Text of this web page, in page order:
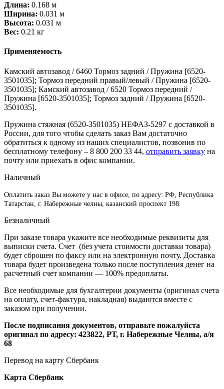
Длина: 0.168 м
Ширина: 0.031 м
Высота: 0.031 м
Вес: 0.21 кг
Применяемость
Камский автозавод / 6460 Тормоз задний / Пружина [6520-
3501035]; Тормоз передний правый/левый / Пружина [6520-
3501035]; Камский автозавод / 6520 Тормоз передний /
Пружина [6520-3501035]; Тормоз задний / Пружина [6520-
3501035].
Пружина стяжная (6520-3501035) НЕФАЗ-5297 с доставкой в
России, для того чтобы сделать заказ Вам достаточно
обратиться к одному из наших специалистов, позвонив по
бесплатному телефону – 8 800 200 33 44, отправить заявку на
почту или приехать в офис компании.
Наличный
Оплатить заказ Вы можете у нас в офисе, по адресу: РФ, Республика
Татарстан, г. Набережные челны, казанский проспект 198.
Безналичный
При заказе товара укажите все необходимые реквизиты для
выписки счета. Счет (без учета стоимости доставки товара)
будет сброшен по факсу или на электронную почту. Доставка
товара будет произведена только после поступления денег на
расчетный счет компании — 100% предоплаты.
Все необходимые для бухгалтерии документы (оригинал счета
на оплату, счет-фактура, накладная) выдаются вместе с
заказом при получении.
После подписания документов, отправьте пожалуйста
оригинал по адресу: 423822, РТ, г. Набережные Челны, а/я
68
Перевод на карту Сбербанк
Карта Сбербанк